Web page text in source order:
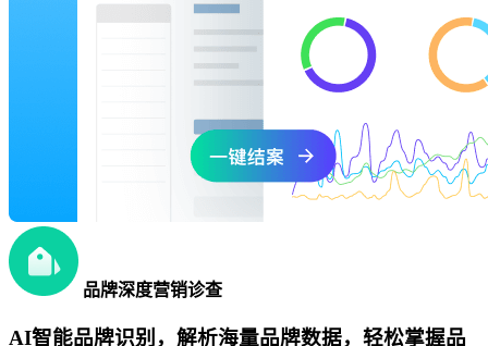
品牌深度营销诊查
AI智能品牌识别，解析海量品牌数据，轻松掌握品